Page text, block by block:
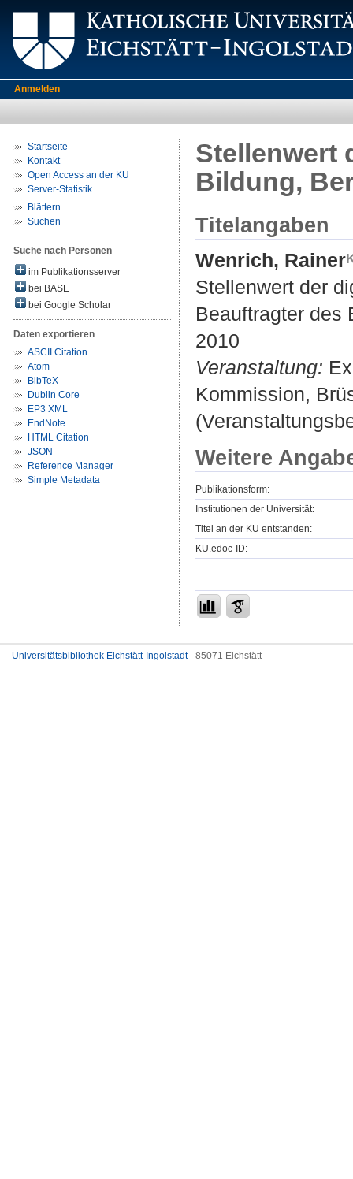
Anmelden
Startseite
Kontakt
Open Access an der KU
Server-Statistik
Blättern
Suchen
Suche nach Personen
im Publikationsserver
bei BASE
bei Google Scholar
Daten exportieren
ASCII Citation
Atom
BibTeX
Dublin Core
EP3 XML
EndNote
HTML Citation
JSON
Reference Manager
Simple Metadata
Stellenwert
Bildung,
Titelangaben
Wenrich, Rainer
Stellenwert der
Beauftragter des
2010
Veranstaltung:
Kommission,
Weitere
Publikationsform:
Institutionen der Universität:
Titel an der KU entstanden:
KU.edoc-ID:
Universitätsbibliothek Eichstätt-Ingolstadt- 85071 Eichstätt